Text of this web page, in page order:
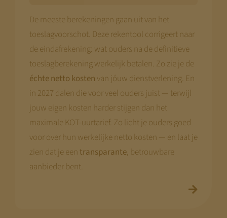
De meeste berekeningen gaan uit van het
toeslagvoorschot. Deze rekentool corrigeert naar
de eindafrekening: wat ouders na de definitieve
toeslagberekening werkelijk betalen. Zo zie je de
échte netto kostenvan jóuw dienstverlening. En
in 2027 dalen die voor veel ouders juist — terwijl
jouw eigen kosten harder stijgen dan het
maximale KOT-uurtarief. Zo licht je ouders goed
voor over hun werkelijke netto kosten — en laat je
zien dat je eentransparante, betrouwbare
aanbieder bent.